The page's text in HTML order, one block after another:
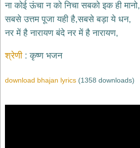
जैन
भजन
jain
bhajans
दुर्गा
bhajans
भजन
ना कोई ऊंचा न को निचा सबको इक ही मानो,
सबसे उत्तम पूजा यही है,सबसे बड़ा ये धन,
नर में है नारायण बंदे नर में है नारायण,
श्रेणी कृष्ण भजन
download bhajan lyrics (1358 downloads)